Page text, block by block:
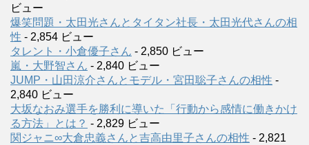
ビュー
爆笑問題・太田光さんとタイタン社長・太田光代さんの相
性 - 2,854 ビュー
タレント・小倉優子さん - 2,850 ビュー
嵐・大野智さん - 2,840 ビュー
JUMP・山田涼介さんとモデル・宮田聡子さんの相性 -
2,840 ビュー
大坂なおみ選手を勝利に導いた「行動から感情に働きかけ
る方法」とは？ - 2,829 ビュー
関ジャニ∞大倉忠義さんと吉高由里子さんの相性 - 2,821